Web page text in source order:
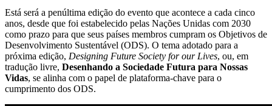
Está será a penúltima edição do evento que acontece a cada cinco
anos, desde que foi estabelecido pelas Nações Unidas com 2030
como prazo para que seus países membros cumpram os Objetivos de
Desenvolvimento Sustentável (ODS). O tema adotado para a
próxima edição, Designing Future Society for our Lives, ou, em
tradução livre, Desenhando a Sociedade Futura para Nossas
Vidas, se alinha com o papel de plataforma-chave para o
cumprimento dos ODS.